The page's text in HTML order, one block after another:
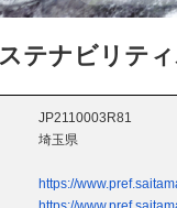
テナビリテ
JP2110003R81
埼玉県
https://